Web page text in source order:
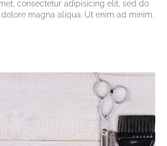
consectetur adipisicing elit, sed do
magna aliqua. Ut enim ad minim.